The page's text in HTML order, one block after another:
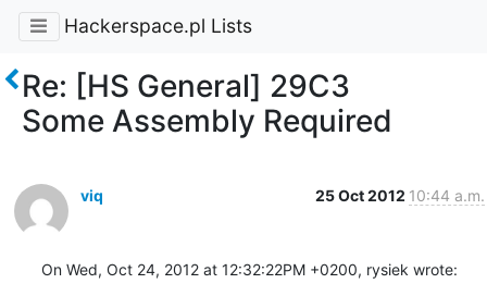
Hackerspace.pl Lists
Re: [HS General] 29C3
Some Assembly Required
viq 25 Oct 2012 10:44 a.m.
On Wed, Oct 24, 2012 at 12:32:22PM +0200, rysiek wrote: